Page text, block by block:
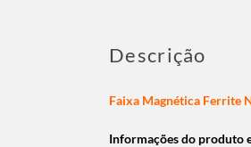
Descrição
Faixa Magnética Ferrite
Informações do produto